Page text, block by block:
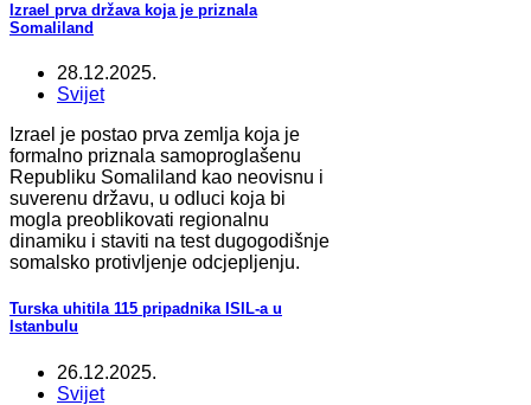
Izrael prva država koja je priznala
Somaliland
28.12.2025.
Svijet
Izrael je postao prva zemlja koja je
formalno priznala samoproglašenu
Republiku Somaliland kao neovisnu i
suverenu državu, u odluci koja bi
mogla preoblikovati regionalnu
dinamiku i staviti na test dugogodišnje
somalsko protivljenje odcjepljenju.
Turska uhitila 115 pripadnika ISIL-a u
Istanbulu
26.12.2025.
Svijet